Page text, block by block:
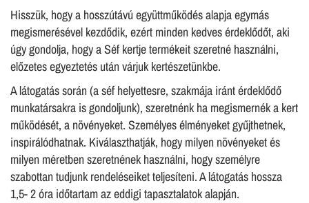
Hisszük, hogy a hosszútávú együttműködés alapja egymás
megismerésével kezdődik, ezért minden kedves érdeklődőt, aki
úgy gondolja, hogy a Séf kertje termékeit szeretné használni,
előzetes egyeztetés után várjuk kertészetünkbe.
A látogatás során (a séf helyettesre, szakmája iránt érdeklődő
munkatársakra is gondoljunk), szeretnénk ha megismernék a kert
működését, a növényeket. Személyes élményeket gyűjthetnek,
inspirálódhatnak. Kiválaszthatják, hogy milyen növényeket és
milyen méretben szeretnének használni, hogy személyre
szabottan tudjunk rendeléseiket teljesíteni. A látogatás hossza
1,5- 2 óra időtartam az eddigi tapasztalatok alapján.